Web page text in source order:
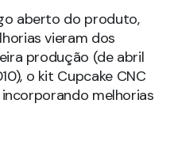
aberto do produto,
vieram dos
produção (de abril
o kit Cupcake CNC
melhorias